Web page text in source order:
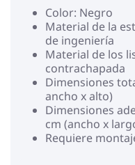
Color: Negro
Material de la
de ingeniería
Material de los
contrachapada
Dimensiones
ancho x alto)
Dimensiones
cm (ancho x
Requiere